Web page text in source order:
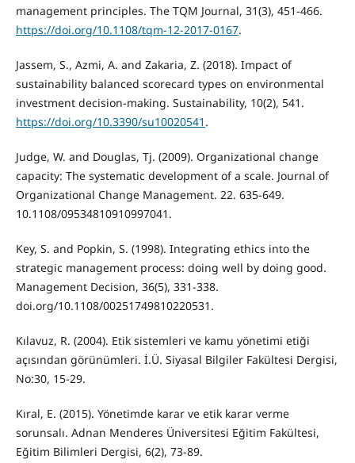
management principles. The TQM Journal, 31(3), 451-466.
https://doi.org/10.1108/tqm-12-2017-0167.
Jassem, S., Azmi, A. and Zakaria, Z. (2018). Impact of
sustainability balanced scorecard types on environmental
investment decision-making. Sustainability, 10(2), 541.
https://doi.org/10.3390/su10020541 .
Judge, W. and Douglas, Tj. (2009). Organizational change
capacity: The systematic development of a scale. Journal of
Organizational Change Management. 22. 635-649.
10.1108/09534810910997041.
Key, S. and Popkin, S. (1998). Integrating ethics into the
strategic management process: doing well by doing good.
Management Decision, 36(5), 331-338.
doi.org/10.1108/00251749810220531.
Kılavuz, R. (2004). Etik sistemleri ve kamu yönetimi etiği
açısından görünümleri. İ.Ü. Siyasal Bilgiler Fakültesi Dergisi,
No:30, 15-29.
Kıral, E. (2015). Yönetimde karar ve etik karar verme
sorunsalı. Adnan Menderes Üniversitesi Eğitim Fakültesi,
Eğitim Bilimleri Dergisi, 6(2), 73-89.